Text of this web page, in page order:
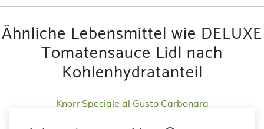
Ähnliche Lebensmittel wie DELUXE
Tomatensauce Lidl nach
Kohlenhydratanteil
Knorr Speciale al Gusto Carbonara